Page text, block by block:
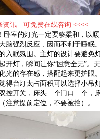
资讯，可免费在线咨询 <<<<
室的灯光一定要够柔和，以暖
脑强烈反应，因而不利于睡眠。
入眠氛围。主灯的设计要避免
开灯，瞬间让你“困意全无”。
光的存在感，搭配起来更护眼
得台灯太占面积可以选择小吊
控开关，床头一个门口一个，
注意提前定位，不要被挡）。